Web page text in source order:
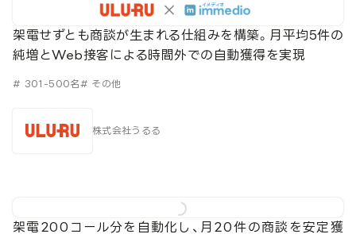
架電せずとも商談が生まれる仕組みを構築。月平均5件の
純増とWeb接客による時間外での自動獲得を実現
# 301-500名# その他
株式会社うるる
架電200コール分を自動化し、月20件の商談を安定獲